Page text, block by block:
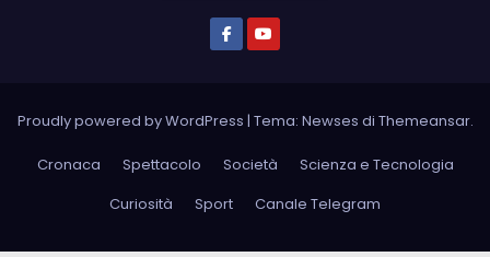
Proudly powered by WordPress | Tema: Newses di Themeansar.
Cronaca Spettacolo Società
Scienza e Tecnologia
Curiosità
Sport Canale Telegram